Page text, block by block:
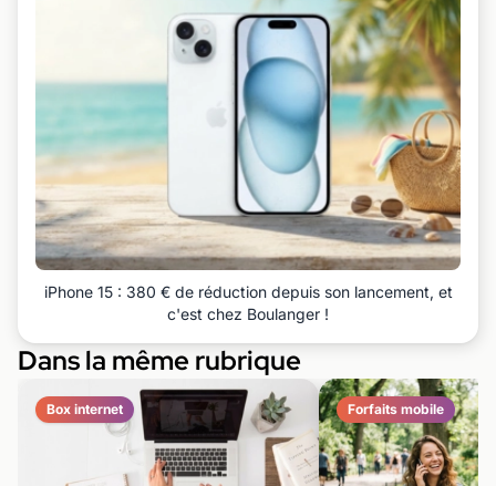
iPhone 15 : 380 € de réduction depuis son lancement, et
c'est chez Boulanger !
Dans la même rubrique
Box internet Forfaits mobile